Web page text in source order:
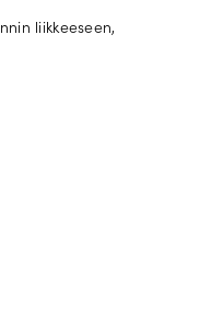
liikkeeseen,